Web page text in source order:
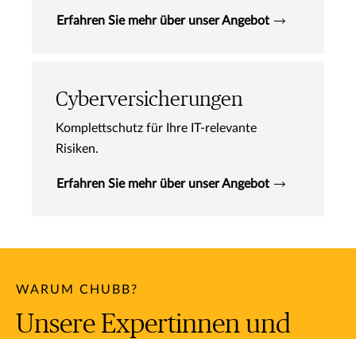
Erfahren Sie mehr über unser Angebot
Cyberversicherungen
Komplettschutz für Ihre IT-relevante
Risiken.
Erfahren Sie mehr über unser Angebot
WARUM CHUBB?
Unsere Expertinnen und